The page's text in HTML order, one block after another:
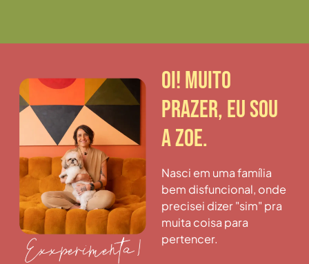
Oi! Muito
prazer, eu sou
a Zoe.
Nasci em uma família
bem disfuncional, onde
precisei dizer "sim" pra
muita coisa para
pertencer.